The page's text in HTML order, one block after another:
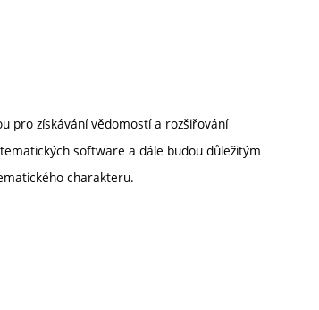
pro získávání vědomostí a rozšiřování
software a dále budou důležitým
charakteru.